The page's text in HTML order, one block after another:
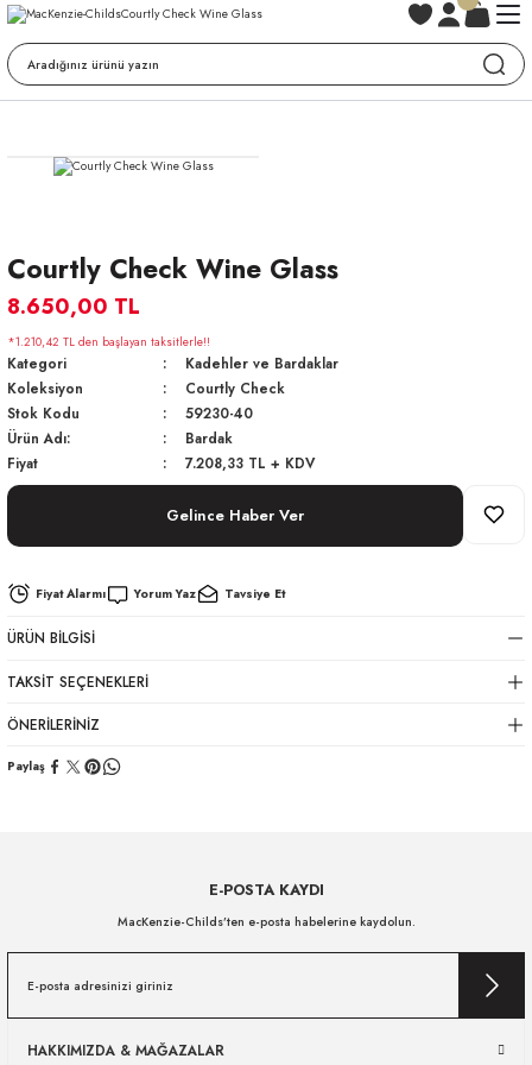
Courtly Check Wine Glass
8.650,00 TL
*1.210,42 TL den başlayan taksitlerle!!
Kategori
Kadehler ve Bardaklar
Koleksiyon
Courtly Check
Stok Kodu
59230-40
Ürün Adı:
Bardak
Fiyat
7.208,33 TL + KDV
Gelince Haber Ver
Fiyat Alarmı Yorum Yaz Tavsiye Et
ÜRÜN BILGISI
TAKSIT SEÇENEKLERI
ÖNERILERINIZ
Paylaş
E-POSTA KAYDI
MacKenzie-Childs’ten e-posta habelerine kaydolun.
HAKKIMIZDA & MAĞAZALAR